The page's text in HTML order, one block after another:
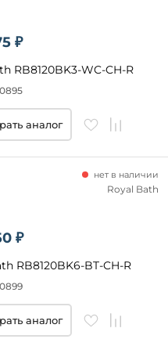
₽
RB8120BK3-WC-CH-R
аналог
₽
RB8120BK6-BT-CH-R
нет в наличии
Royal Bath
аналог